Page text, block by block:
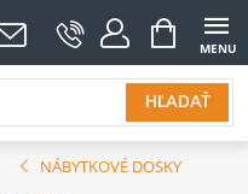
HĽADAŤ
NÁKUPNÝ
KOŠÍK
NÁBYTKOVÉ DOSKY